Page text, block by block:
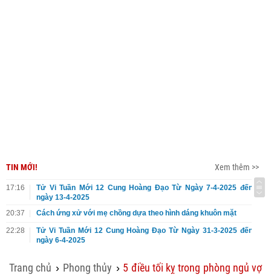
TIN MỚI! Xem thêm >>
17:16
Tử Vi Tuần Mới 12 Cung Hoàng Đạo Từ Ngày 7-4-2025 đến
ngày 13-4-2025
20:37
Cách ứng xử với mẹ chồng dựa theo hình dáng khuôn mặt
22:28
Tử Vi Tuần Mới 12 Cung Hoàng Đạo Từ Ngày 31-3-2025 đến
ngày 6-4-2025
Trang chủ › Phong thủy › 5 điều tối kỵ trong phòng ngủ vợ